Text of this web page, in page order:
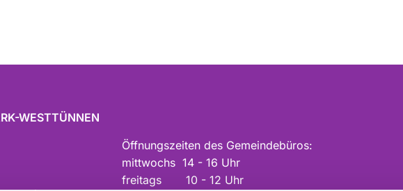
WESTTÜNNEN
Öffnungszeiten des Gemeindebüros:
mittwochs 14 - 16 Uhr
freitags 10 - 12 Uhr